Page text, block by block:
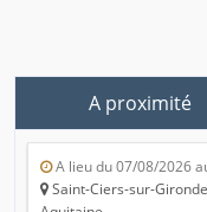
A proximité
A lieu du 07/08/2026
Saint-Ciers-sur-